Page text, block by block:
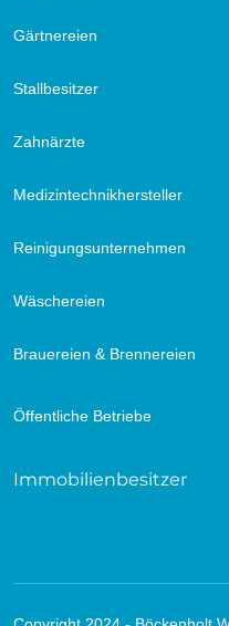
Gärtnereien
Stallbesitzer
Zahnärzte
Medizintechnikhersteller
Reinigungsunternehmen
Wäschereien
Brauereien & Brennereien
Öffentliche Betriebe
Immobilienbesitzer